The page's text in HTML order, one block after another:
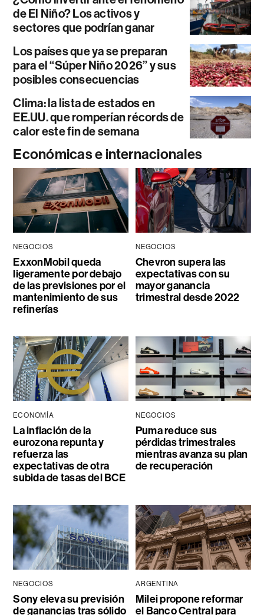
de El Niño? Los activos y
sectores que podrían ganar
Los países que ya se preparan
para el “Súper Niño 2026” y sus
posibles consecuencias
Clima: la lista de estados en
EE.UU. que romperían récords de
calor este fin de semana
Económicas e internacionales
NEGOCIOS
ExxonMobil queda
ligeramente por debajo
de las previsiones por el
mantenimiento de sus
refinerías
NEGOCIOS
Chevron supera las
expectativas con su
mayor ganancia
trimestral desde 2022
ECONOMÍA
La inflación de la
eurozona repunta y
refuerza las
expectativas de otra
subida de tasas del BCE
NEGOCIOS
Puma reduce sus
pérdidas trimestrales
mientras avanza su plan
de recuperación
NEGOCIOS
Sony eleva su previsión
de ganancias tras sólido
ARGENTINA
Milei propone reformar
el Banco Central para